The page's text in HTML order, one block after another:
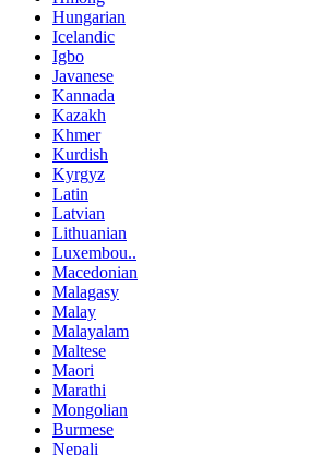
Hungarian
Icelandic
Igbo
Javanese
Kannada
Kazakh
Khmer
Kurdish
Kyrgyz
Latin
Latvian
Lithuanian
Luxembou..
Macedonian
Malagasy
Malay
Malayalam
Maltese
Maori
Marathi
Mongolian
Burmese
Nepali